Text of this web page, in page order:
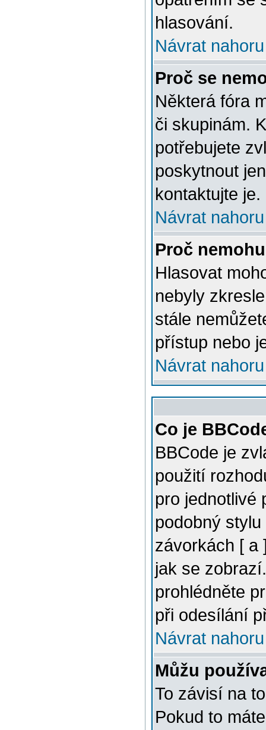
hlasování.
Návrat nahoru
Proč se
Některá fóra
či skupinám.
potřebujete
poskytnout
kontaktujte je.
Návrat nahoru
Proč
Hlasovat
nebyly
stále
přístup nebo
Návrat nahoru
Co je
BBCode je
použití
pro jednotlivé
podobný
závorkách [ a
jak se
prohlédněte
při odesílání
Návrat nahoru
Můžu
To závisí na
Pokud to